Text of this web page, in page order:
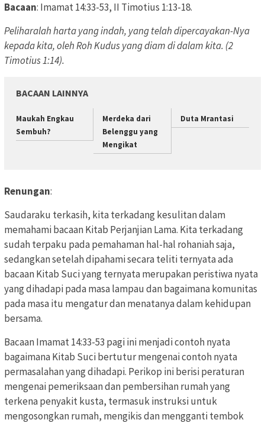
Bacaan: Imamat 14:33-53, II Timotius 1:13-18.
Peliharalah harta yang indah, yang telah dipercayakan-Nya
kepada kita, oleh Roh Kudus yang diam di dalam kita. (2
Timotius 1:14).
BACAAN LAINNYA
Maukah Engkau
Sembuh?
Merdeka dari
Belenggu yang
Mengikat
Duta Mrantasi
Renungan:
Saudaraku terkasih, kita terkadang kesulitan dalam
memahami bacaan Kitab Perjanjian Lama. Kita terkadang
sudah terpaku pada pemahaman hal-hal rohaniah saja,
sedangkan setelah dipahami secara teliti ternyata ada
bacaan Kitab Suci yang ternyata merupakan peristiwa nyata
yang dihadapi pada masa lampau dan bagaimana komunitas
pada masa itu mengatur dan menatanya dalam kehidupan
bersama.
Bacaan Imamat 14:33-53 pagi ini menjadi contoh nyata
bagaimana Kitab Suci bertutur mengenai contoh nyata
permasalahan yang dihadapi. Perikop ini berisi peraturan
mengenai pemeriksaan dan pembersihan rumah yang
terkena penyakit kusta, termasuk instruksi untuk
mengosongkan rumah, mengikis dan mengganti tembok